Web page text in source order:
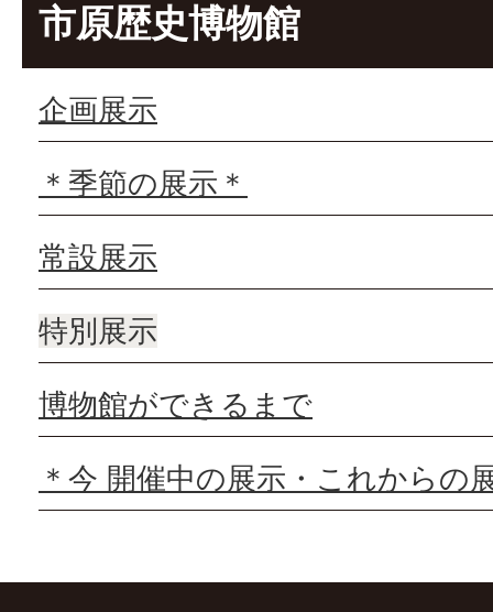
市原歴史博物館
企画展示
＊季節の展示＊
常設展示
特別展示
博物館ができるまで
＊今 開催中の展示・これからの